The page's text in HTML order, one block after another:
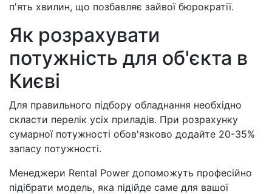
п'ять хвилин, що позбавляє зайвої бюрократії.
Як розрахувати
потужність для об'єкта в
Києві
Для правильного підбору обладнання необхідно
скласти перелік усіх приладів. При розрахунку
сумарної потужності обов'язково додайте 20-35%
запасу потужності.
Менеджери Rental Power допоможуть професійно
підібрати модель, яка підійде саме для вашої